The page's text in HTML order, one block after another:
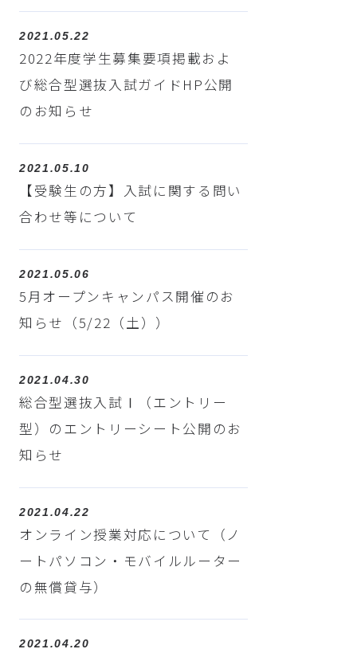
2021.05.22
2022年度学生募集要項掲載およ
び総合型選抜入試ガイドHP公開
のお知らせ
2021.05.10
【受験生の方】入試に関する問い
合わせ等について
2021.05.06
5月オープンキャンパス開催のお
知らせ（5/22（土））
2021.04.30
総合型選抜入試Ⅰ（エントリー
型）のエントリーシート公開のお
知らせ
2021.04.22
オンライン授業対応について（ノ
ートパソコン・モバイルルーター
の無償貸与）
2021.04.20